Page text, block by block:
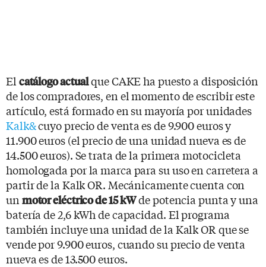
El catálogo actualque CAKE ha puesto a disposición
de los compradores, en el momento de escribir este
artículo, está formado en su mayoría por unidades
Kalk&cuyo precio de venta es de 9.900 euros y
11.900 euros (el precio de una unidad nueva es de
14.500 euros). Se trata de la primera motocicleta
homologada por la marca para su uso en carretera a
partir de la Kalk OR. Mecánicamente cuenta con
un motor eléctrico de 15 kWde potencia punta y una
batería de 2,6 kWh de capacidad. El programa
también incluye una unidad de la Kalk OR que se
vende por 9.900 euros, cuando su precio de venta
nueva es de 13.500 euros.